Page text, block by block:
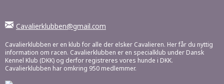
Cavalierklubben@gmail.com
Cavalierklubben er en klub for alle der elsker Cavalieren. Her får du nyttig
information om racen. Cavalierklubben er en specialklub under Dansk
Kennel Klub (DKK) og derfor registreres vores hunde i DKK.
Cavalierklubben har omkring 950 medlemmer.